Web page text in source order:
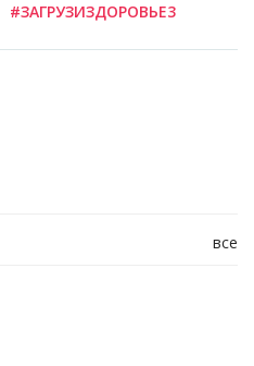
#ЗАГРУЗИЗДОРОВЬЕ3
все